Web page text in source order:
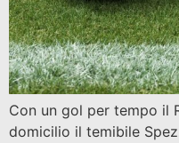
Con un gol per tempo il
domicilio il temibile